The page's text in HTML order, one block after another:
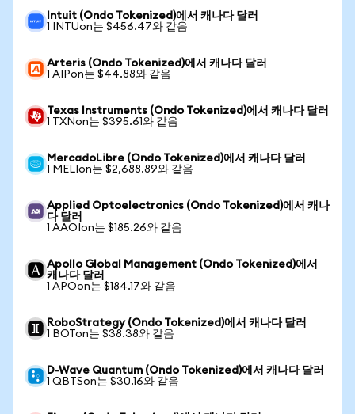
Intuit (Ondo Tokenized)에서 캐나다 달러
1 INTUon는 $456.47와 같음
Arteris (Ondo Tokenized)에서 캐나다 달러
1 AIPon는 $44.88와 같음
Texas Instruments (Ondo Tokenized)에서 캐나다 달러
1 TXNon는 $395.61와 같음
MercadoLibre (Ondo Tokenized)에서 캐나다 달러
1 MELIon는 $2,688.89와 같음
Applied Optoelectronics (Ondo Tokenized)에서 캐나
다 달러
1 AAOIon는 $185.26와 같음
Apollo Global Management (Ondo Tokenized)에서
캐나다 달러
1 APOon는 $184.17와 같음
RoboStrategy (Ondo Tokenized)에서 캐나다 달러
1 BOTon는 $38.38와 같음
D-Wave Quantum (Ondo Tokenized)에서 캐나다 달러
1 QBTSon는 $30.16와 같음